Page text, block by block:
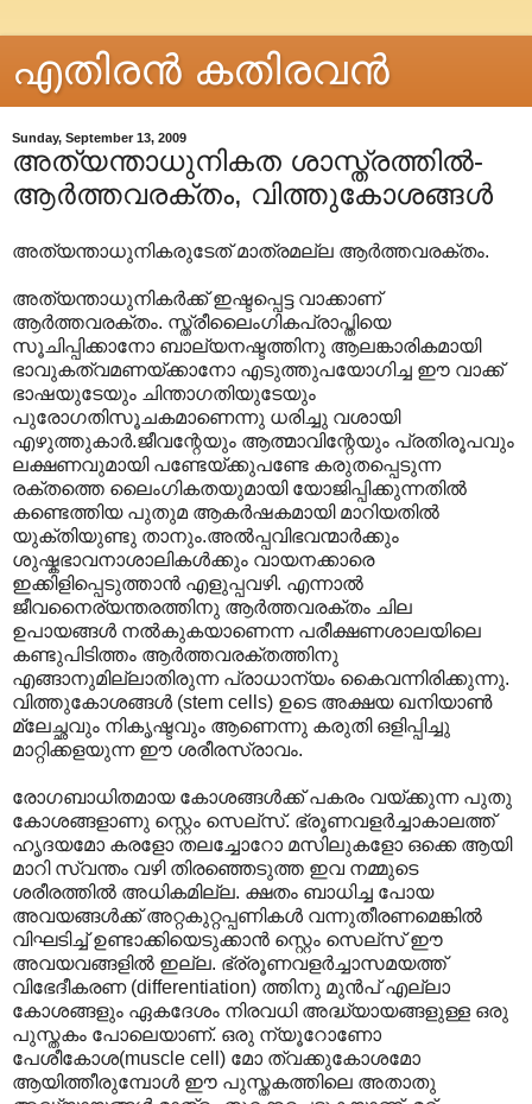
എതിരന്‍ കതിരവന്‍
Sunday, September 13, 2009
അത്യന്താധുനികത ശാസ്ത്രത്തിൽ-
ആർത്തവരക്തം, വിത്തുകോശങ്ങൾ
അത്യന്താധുനികരുടേത് മാത്രമല്ല ആർത്തവരക്തം.
അത്യന്താധുനികർക്ക് ഇഷ്ടപ്പെട്ട വാക്കാണ്
ആർത്തവരക്തം. സ്ത്രീലൈംഗികപ്രാപ്തിയെ
സൂചിപ്പിക്കാനോ ബാല്യനഷ്ടത്തിനു ആലങ്കാരികമായി
ഭാവുകത്വമണയ്ക്കാനോ എടുത്തുപയോഗിച്ച ഈ വാക്ക്
ഭാഷയുടേയും ചിന്താഗതിയുടേയും
പുരോഗതിസൂചകമാണെന്നു ധരിച്ചു വശായി
എഴുത്തുകാർ.ജീവന്റേയും ആത്മാവിന്റേയും പ്രതിരൂപവും
ലക്ഷണവുമായി പണ്ടേയ്ക്കുപണ്ടേ കരുതപ്പെടുന്ന
രക്തത്തെ ലൈംഗികതയുമായി യോജിപ്പിക്കുന്നതിൽ
കണ്ടെത്തിയ പുതുമ ആകർഷകമായി മാറിയതിൽ
യുക്തിയുണ്ടു താനും.അൽ‌പ്പവിഭവന്മാർക്കും
ശുഷ്കഭാവനാശാലികൾക്കും വായനക്കാരെ
ഇക്കിളിപ്പെടുത്താൻ എളുപ്പവഴി. എന്നാൽ
ജീവനൈര്യന്തരത്തിനു ആർത്തവരക്തം ചില
ഉപായങ്ങൾ നൽകുകയാണെന്ന പരീക്ഷണശാലയിലെ
കണ്ടുപിടിത്തം ആർത്തവരക്തത്തിനു
എങ്ങാനുമില്ലാതിരുന്ന പ്രാധാന്യം കൈവന്നിരിക്കുന്നു.
വിത്തുകോശങ്ങൾ (stem cells) ഉടെ അക്ഷയ ഖനിയാൺ
മ്ലേച്ഛവും നികൃഷ്ടവും ആണെന്നു കരുതി ഒളിപ്പിച്ചു
മാറ്റിക്കളയുന്ന ഈ ശരീരസ്രാവം.
രോഗബാധിതമായ കോശങ്ങൾക്ക് പകരം വയ്ക്കുന്ന പുതു
കോശങ്ങളാണു സ്റ്റെം സെല്സ്. ഭ്രൂണവളർച്ചാകാലത്ത്
ഹൃദയമോ കരളോ തലച്ചോറോ മസിലുകളോ ഒക്കെ ആയി
മാറി സ്വന്തം വഴി തിരഞ്ഞെടുത്ത ഇവ നമ്മുടെ
ശരീരത്തിൽ അധികമില്ല. ക്ഷതം ബാധിച്ച പോയ
അവയങ്ങൾക്ക് അറ്റകുറ്റപ്പണികൾ വന്നുതീരണമെങ്കിൽ
വിഘടിച്ച് ഉണ്ടാക്കിയെടുക്കാൻ സ്റ്റെം സെല്സ് ഈ
അവയവങ്ങളിൽ ഇല്ല. ഭ്ര്രൂണവളർച്ചാസമയത്ത്
വിഭേദീകരണ (differentiation) ത്തിനു മുൻപ് എല്ലാ
കോശങ്ങളും ഏകദേശം നിരവധി അദ്ധ്യായങ്ങളുള്ള ഒരു
പുസ്തകം പോലെയാണ്. ഒരു ന്യൂറോണോ
പേശീകോശ(muscle cell) മോ ത്വക്കുകോശമോ
ആയിത്തീരുമ്പോൾ ഈ പുസ്തകത്തിലെ അതാതു